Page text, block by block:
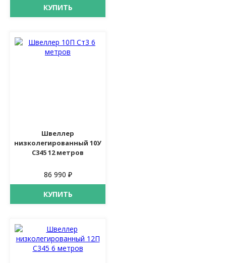
КУПИТЬ
Швеллер
низколегированный 10У
С345 12 метров
86 990 ₽
КУПИТЬ